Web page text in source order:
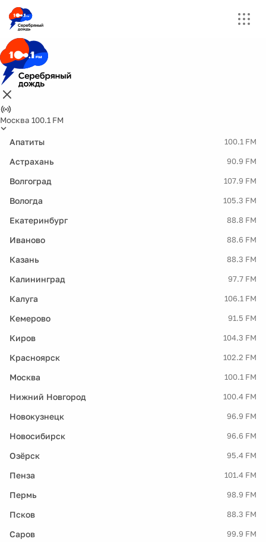
Москва 100.1 FM
Апатиты 100.1 FM
Астрахань 90.9 FM
Волгоград 107.9 FM
Вологда 105.3 FM
Екатеринбург 88.8 FM
Иваново 88.6 FM
Казань 88.3 FM
Калининград 97.7 FM
Калуга 106.1 FM
Кемерово 91.5 FM
Киров 104.3 FM
Красноярск 102.2 FM
Москва 100.1 FM
Нижний Новгород 100.4 FM
Новокузнецк 96.9 FM
Новосибирск 96.6 FM
Озёрск 95.4 FM
Пенза 101.4 FM
Пермь 98.9 FM
Псков 88.3 FM
Саров 99.9 FM